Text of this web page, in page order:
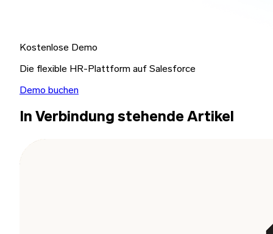
Kostenlose Demo
Die flexible HR-Plattform auf Salesforce
Demo buchen
In Verbindung stehende Artikel